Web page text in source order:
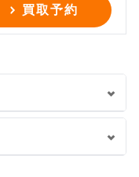
買取予約